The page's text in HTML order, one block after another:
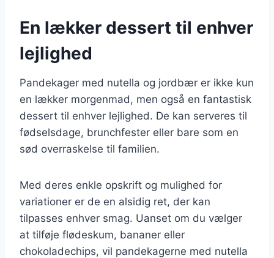
En lækker dessert til enhver
lejlighed
Pandekager med nutella og jordbær er ikke kun
en lækker morgenmad, men også en fantastisk
dessert til enhver lejlighed. De kan serveres til
fødselsdage, brunchfester eller bare som en
sød overraskelse til familien.
Med deres enkle opskrift og mulighed for
variationer er de en alsidig ret, der kan
tilpasses enhver smag. Uanset om du vælger
at tilføje flødeskum, bananer eller
chokoladechips, vil pandekagerne med nutella